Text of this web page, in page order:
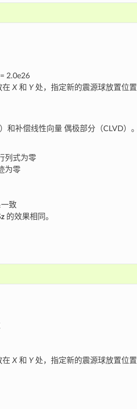
2.0e26
在X和 Y处，指定新的震源球放置位置
和补偿线性向量 偶极部分（CLVD）。
列式为零
为零
致
的效果相同。
在X和 Y处，指定新的震源球放置位置